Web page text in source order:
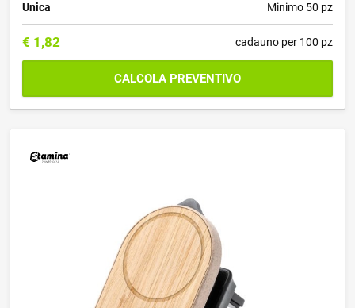
Unica Minimo 50 pz
€ 1,82 cadauno per 100 pz
CALCOLA PREVENTIVO